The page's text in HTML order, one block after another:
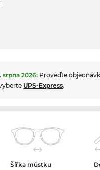
srpna 2026: Proveďte
UPS-Express.
Šířka můstku